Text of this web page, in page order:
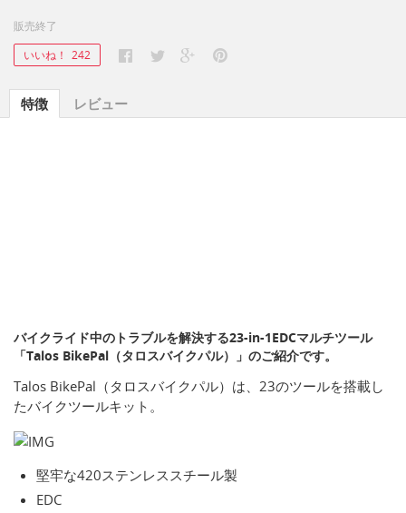
販売終了
いいね！ 242
特徴 レビュー
バイクライド中のトラブルを解決する23-in-1EDCマルチツール
「Talos BikePal（タロスバイクパル）」のご紹介です。
Talos BikePal（タロスバイクパル）は、23のツールを搭載し
たバイクツールキット。
堅牢な420ステンレススチール製
EDC